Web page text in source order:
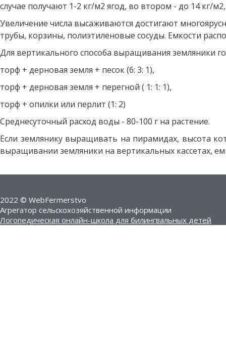
случае получают 1-2 кг/м2 ягод, во втором - до 14 кг/
Увеличение числа высаживаются достигают
трубы, корзины, полиэтиленовые сосуды. Емкости
Для вертикального способа выращивания земляники
торф + дерновая земля + песок (6: 3: 1),
торф + дерновая земля + перегной ( 1: 1: 1),
торф + опилки или перлит (1: 2)
Среднесуточный расход воды - 80-100 г на растение.
Если землянику выращивать на пирамидах, высота
выращивании земляники на вертикальных кассетах,
2022 © WebFermerstvo
Агрегатор сельскохозяйственной информации
Логопедическая онлайн-школа для билингвальных детей